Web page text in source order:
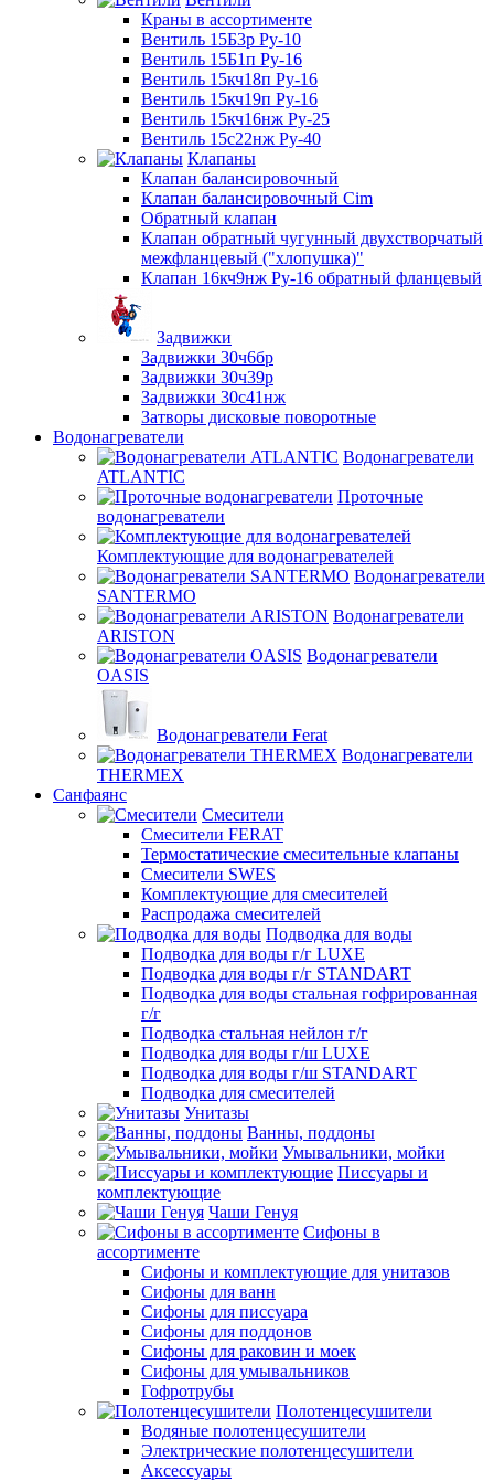
Краны в ассортименте
Вентиль 15Б3р Ру-10
Вентиль 15Б1п Ру-16
Вентиль 15кч18п Ру-16
Вентиль 15кч19п Ру-16
Вентиль 15кч16нж Ру-25
Вентиль 15с22нж Ру-40
Клапаны
Клапан балансировочный
Клапан балансировочный Cim
Обратный клапан
Клапан обратный чугунный двухстворчатый
межфланцевый ("хлопушка)"
Клапан 16кч9нж Ру-16 обратный фланцевый
Задвижки
Задвижки 30ч6бр
Задвижки 30ч39р
Задвижки 30с41нж
Затворы дисковые поворотные
Водонагреватели
Водонагреватели
ATLANTIC
Проточные
водонагреватели
Комплектующие для водонагревателей
Водонагреватели
SANTERMO
Водонагреватели
ARISTON
Водонагреватели
OASIS
Водонагреватели Ferat
Водонагреватели
THERMEX
Санфаянс
Смесители
Смесители FERAT
Термостатические смесительные клапаны
Смесители SWES
Комплектующие для смесителей
Распродажа смесителей
Подводка для воды
Подводка для воды г/г LUXE
Подводка для воды г/г STANDART
Подводка для воды стальная гофрированная
г/г
Подводка стальная нейлон г/г
Подводка для воды г/ш LUXE
Подводка для воды г/ш STANDART
Подводка для смесителей
Унитазы
Ванны, поддоны
Умывальники, мойки
Писсуары и
комплектующие
Чаши Генуя
Сифоны в
ассортименте
Сифоны и комплектующие для унитазов
Сифоны для ванн
Сифоны для писсуара
Сифоны для поддонов
Сифоны для раковин и моек
Сифоны для умывальников
Гофротрубы
Полотенцесушители
Водяные полотенцесушители
Электрические полотенцесушители
Аксессуары